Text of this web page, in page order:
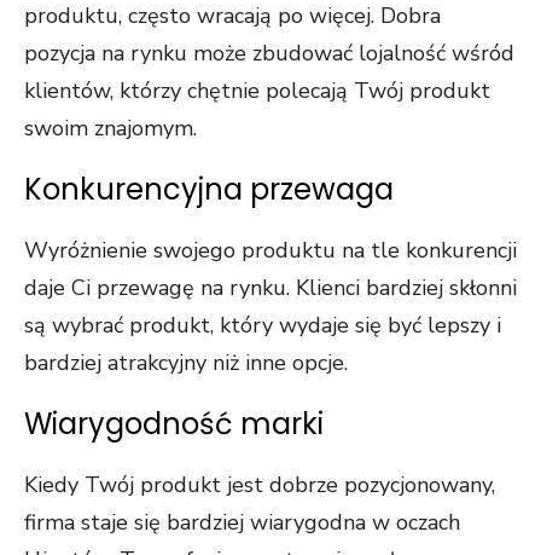
produktu, często wracają po więcej. Dobra
pozycja na rynku może zbudować lojalność wśród
klientów, którzy chętnie polecają Twój produkt
swoim znajomym.
Konkurencyjna przewaga
Wyróżnienie swojego produktu na tle konkurencji
daje Ci przewagę na rynku. Klienci bardziej skłonni
są wybrać produkt, który wydaje się być lepszy i
bardziej atrakcyjny niż inne opcje.
Wiarygodność marki
Kiedy Twój produkt jest dobrze pozycjonowany,
firma staje się bardziej wiarygodna w oczach